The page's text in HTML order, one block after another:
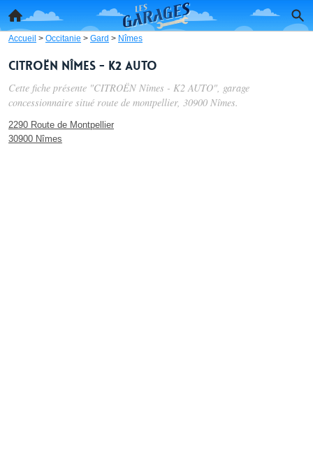
Accueil > Occitanie > Gard > Nîmes
CITROËN Nîmes - K2 AUTO
Cette fiche présente "CITROËN Nîmes - K2 AUTO", garage
concessionnaire situé route de montpellier, 30900 Nîmes.
2290 Route de Montpellier
30900 Nîmes